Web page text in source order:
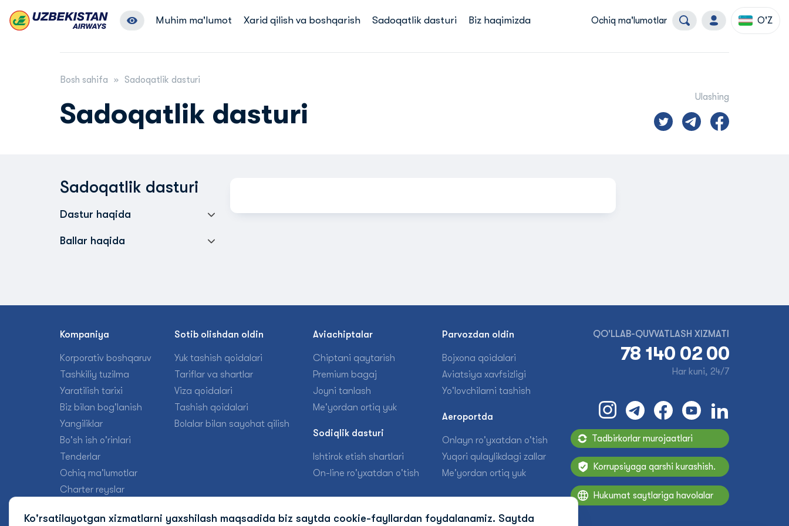
Ko'rsatilayotgan xizmatlarni yaxshilash maqsadida biz saytda cookie-fayllardan foydalanamiz. Saytda
Muhim ma'lumot Xarid qilish va boshqarish Sadoqatlik dasturi Biz haqimizda Ochiq ma'lumotlar O'Z
Bosh sahifa Sadoqatlik dasturi
Sadoqatlik dasturi
Ulashing
Sadoqatlik dasturi
Dastur haqida
Ballar haqida
Kompaniya
Korporativ boshqaruv
Tashkiliy tuzilma
Yaratilish tarixi
Biz bilan bog'lanish
Yangiliklar
Bo'sh ish o'rinlari
Tenderlar
Ochiq ma'lumotlar
Charter reyslar
Sotib olishdan oldin
Yuk tashish qoidalari
Tariflar va shartlar
Viza qoidalari
Tashish qoidalari
Bolalar bilan sayohat qilish
Aviachiptalar
Chiptani qaytarish
Premium bagaj
Joyni tanlash
Me'yordan ortiq yuk
Sodiqlik dasturi
Ishtirok etish shartlari
On-line ro'yxatdan o'tish
Parvozdan oldin
Bojxona qoidalari
Aviatsiya xavfsizligi
Yo'lovchilarni tashish
Aeroportda
Onlayn ro'yxatdan o'tish
Yuqori qulaylikdagi zallar
Me'yordan ortiq yuk
QO'LLAB-QUVVATLASH XIZMATI
78 140 02 00
Har kuni, 24/7
Tadbirkorlar murojaatlari
Korrupsiyaga qarshi kurashish.
Hukumat saytlariga havolalar